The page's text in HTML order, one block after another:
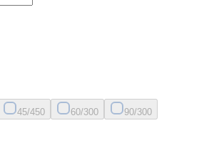
45/450 60/300 90/300